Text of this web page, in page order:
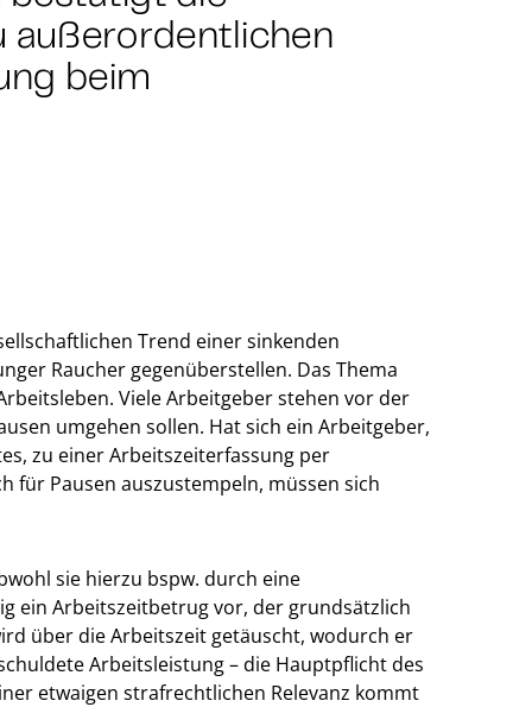
außerordentlichen
beim
Trend einer sinkenden
Raucher gegenüberstellen. Das Thema
Viele Arbeitgeber stehen vor der
umgehen sollen. Hat sich ein Arbeitgeber,
zu einer Arbeitszeiterfassung per
für Pausen auszustempeln, müssen sich
sie hierzu bspw. durch eine
ein Arbeitszeitbetrug vor, der grundsätzlich
über die Arbeitszeit getäuscht, wodurch er
Arbeitsleistung – die Hauptpflicht des
etwaigen strafrechtlichen Relevanz kommt